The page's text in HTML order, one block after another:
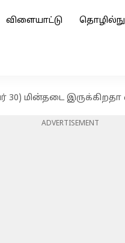
விளையாட்டு
30) மின்தடை
ADVERTISEMENT